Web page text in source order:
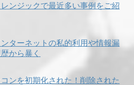
ンジックで最近多い事例をご紹
ターネットの私的利用や情報漏
から暴く
ンを初期化された！削除された